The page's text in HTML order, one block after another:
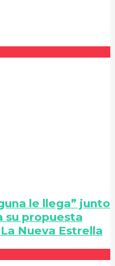
le llega” junto
su propuesta
Nueva Estrella